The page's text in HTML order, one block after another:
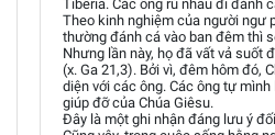
Tibêria. Các ông rủ nhau đi đánh
Theo kinh nghiệm của người ngư
thường đánh cá vào ban đêm thì
Nhưng lần này, họ đã vất vả suốt
(x. Ga 21,3). Bởi vì, đêm hôm đó,
diện với các ông. Các ông tự
giúp đỡ của Chúa Giêsu.
Đây là một ghi nhận đáng lưu ý